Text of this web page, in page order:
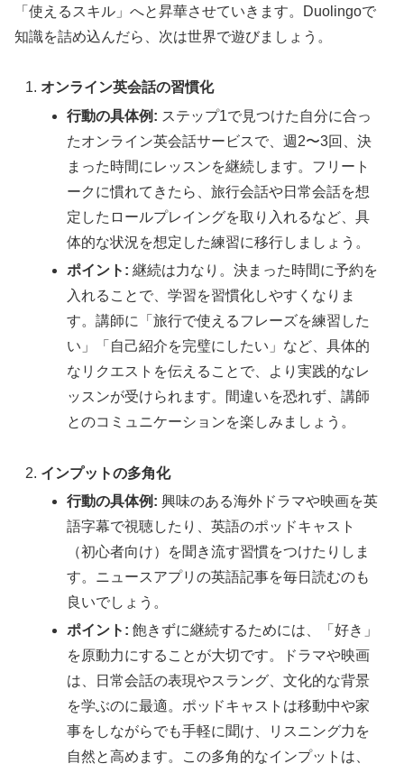
「使えるスキル」へと昇華させていきます。Duolingoで
知識を詰め込んだら、次は世界で遊びましょう。
オンライン英会話の習慣化
行動の具体例: ステップ1で見つけた自分に合っ
たオンライン英会話サービスで、週2〜3回、決
まった時間にレッスンを継続します。フリート
ークに慣れてきたら、旅行会話や日常会話を想
定したロールプレイングを取り入れるなど、具
体的な状況を想定した練習に移行しましょう。
ポイント: 継続は力なり。決まった時間に予約を
入れることで、学習を習慣化しやすくなりま
す。講師に「旅行で使えるフレーズを練習した
い」「自己紹介を完璧にしたい」など、具体的
なリクエストを伝えることで、より実践的なレ
ッスンが受けられます。間違いを恐れず、講師
とのコミュニケーションを楽しみましょう。
インプットの多角化
行動の具体例: 興味のある海外ドラマや映画を英
語字幕で視聴したり、英語のポッドキャスト
（初心者向け）を聞き流す習慣をつけたりしま
す。ニュースアプリの英語記事を毎日読むのも
良いでしょう。
ポイント: 飽きずに継続するためには、「好き」
を原動力にすることが大切です。ドラマや映画
は、日常会話の表現やスラング、文化的な背景
を学ぶのに最適。ポッドキャストは移動中や家
事をしながらでも手軽に聞け、リスニング力を
自然と高めます。この多角的なインプットは、